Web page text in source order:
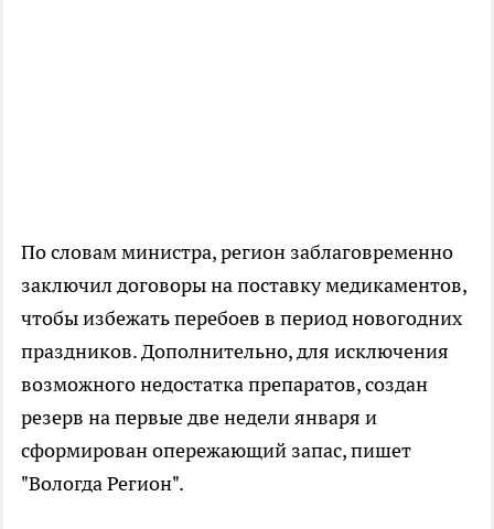
По словам министра, регион заблаговременно
заключил договоры на поставку медикаментов,
чтобы избежать перебоев в период новогодних
праздников. Дополнительно, для исключения
возможного недостатка препаратов, создан
резерв на первые две недели января и
сформирован опережающий запас, пишет
"Вологда Регион".